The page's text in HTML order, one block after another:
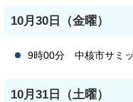
10月30日（金曜）
9時00分 中核市サミッ
10月31日（土曜）